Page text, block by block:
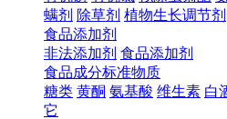
螨剂 除草剂 植物生长调节剂
食品添加剂
非法添加剂 食品添加剂
食品成分标准物质
糖类 黄酮 氨基酸 维生素 白
它